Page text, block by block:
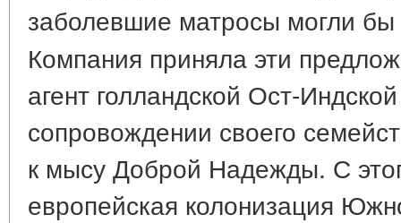
заболевшие матросы могли
Компания приняла эти
агент голландской Ост-
сопровождении своего
к мысу Доброй Надежды. С
европейская колонизация